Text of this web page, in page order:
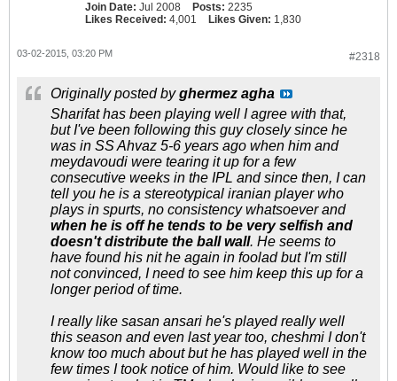
Join Date: Jul 2008 Posts: 2235
Likes Received: 4,001 Likes Given: 1,830
#2318
03-02-2015, 03:20 PM
Originally posted byghermez agha
Sharifat has been playing well I agree with that,
but I've been following this guy closely since he
was in SS Ahvaz 5-6 years ago when him and
meydavoudi were tearing it up for a few
consecutive weeks in the IPL and since then, I can
tell you he is a stereotypical iranian player who
plays in spurts, no consistency whatsoever and
when he is off he tends to be very selfish and
doesn't distribute the ball wall. He seems to
have found his nit he again in foolad but I'm still
not convinced, I need to see him keep this up for a
longer period of time.
I really like sasan ansari he's played really well
this season and even last year too, cheshmi I don't
know too much about but he has played well in the
few times I took notice of him. Would like to see